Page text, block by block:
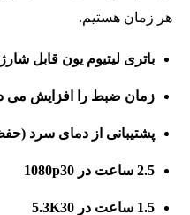
هر زمان هستیم.
باتری لیتیوم یون قابل شارژ 1900 میلی آمپر ساعتی
زمان ضبط را افزایش می
پشتیبانی از دمای سرد
2.5 ساعت در 1080p30
1.5 ساعت در 5.3K30